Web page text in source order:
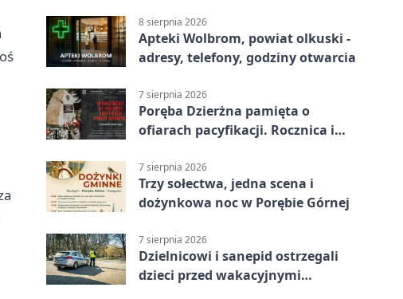
8 sierpnia 2026
Apteki Wolbrom, powiat olkuski -
adresy, telefony, godziny otwarcia
7 sierpnia 2026
Poręba Dzierżna pamięta o
ofiarach pacyfikacji. Rocznica i
7 sierpnia 2026
Trzy sołectwa, jedna scena i
dożynkowa noc w Porębie Górnej
7 sierpnia 2026
Dzielnicowi i sanepid ostrzegali
dzieci przed wakacyjnymi